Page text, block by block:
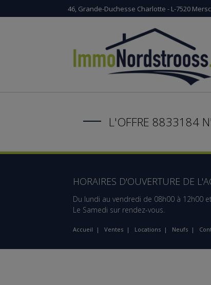
46, Grande-Duchesse Charlotte - L-7520
L'OFFRE 8833184
HORAIRES D'OUVERTURE DE
Du lundi au vendredi de 08h00 à 12h00
Le Samedi sur rendez-vous.
Accueil | Ventes | Locations | Neufs |